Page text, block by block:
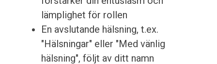
lämplighet för rollen
En avslutande hälsning, t.ex.
"Hälsningar" eller "Med vänlig
hälsning", följt av ditt namn